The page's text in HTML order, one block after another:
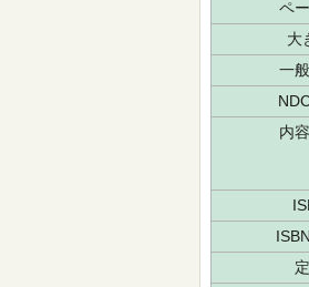
ペ
大
一
内